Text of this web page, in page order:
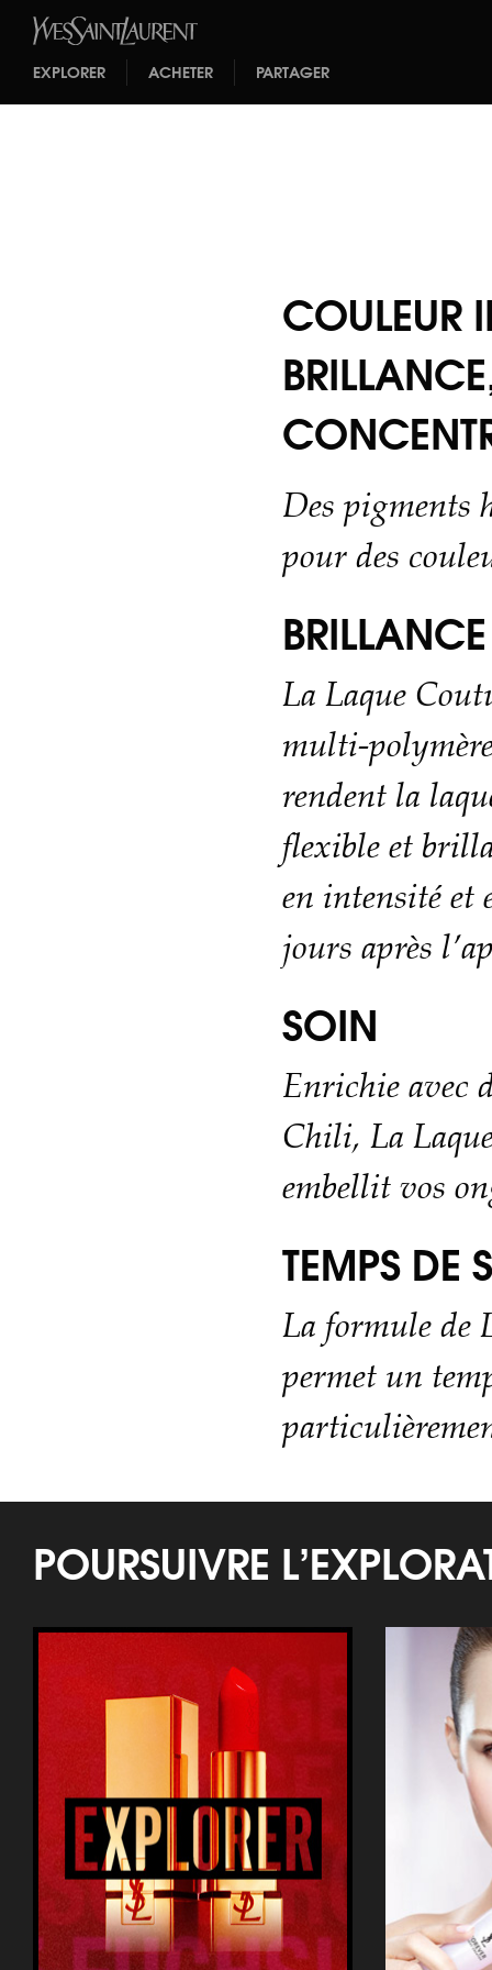
EXPLORER ACHETER PARTAGER
COULEUR
Des pigments
pour des
La Laque
multi-
rendent la
flexible et
en intensité et
jours après
SOIN
Enrichie avec
Chili, La
embellit vos
TEMPS DE
La formule de
permet un
POURSUIVRE